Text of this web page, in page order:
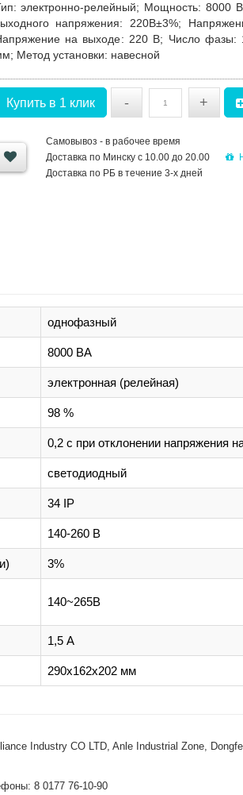
: электронно-релейный; Мощность: 8000
напряжения: 220В±3%;
на выходе: 220 В; Число фазы:
Метод установки: навесной
Купить в 1 клик - +
Самовывоз - в рабочее время
Доставка по Минску с 10.00 до 20.00
Доставка по РБ в течение 3-х дней
однофазный
8000 ВА
электронная (релейная)
98 %
0,2 с при отклонении напряжения
светодиодный
34 IP
140-260 В
3%
140~265В
1,5 А
290x162x202 мм
Industry CO LTD, Anle Industrial Zone,
8 0177 76-10-90